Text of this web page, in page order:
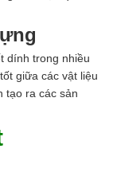
dính trong nhiều
giữa các vật liệu
tạo ra các sản